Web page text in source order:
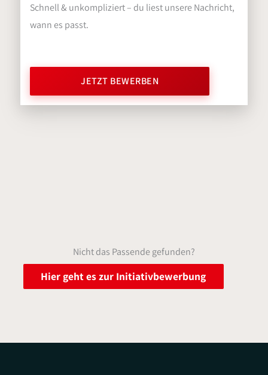
Schnell & unkompliziert – du liest unsere Nachricht,
wann es passt.
JETZT BEWERBEN
Nicht das Passende gefunden?
Hier geht es zur Initiativbewerbung